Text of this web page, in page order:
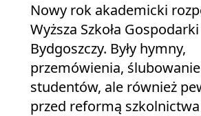
Nowy rok akademicki
Wyższa Szkoła
Bydgoszczy. Były hymny,
przemówienia,
studentów, ale również
przed reformą